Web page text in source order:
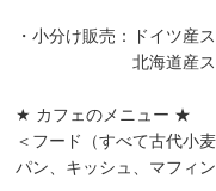
・小分け販売：ドイツ産
北海道産スペル
★ カフェのメニュー ★
＜フード（すべて古代小
パン、キッシュ、マフィ